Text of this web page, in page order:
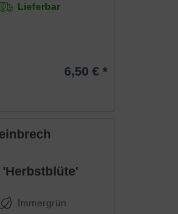
Lieferbar
6,50 € *
'Herbstblüte'
Immergrün